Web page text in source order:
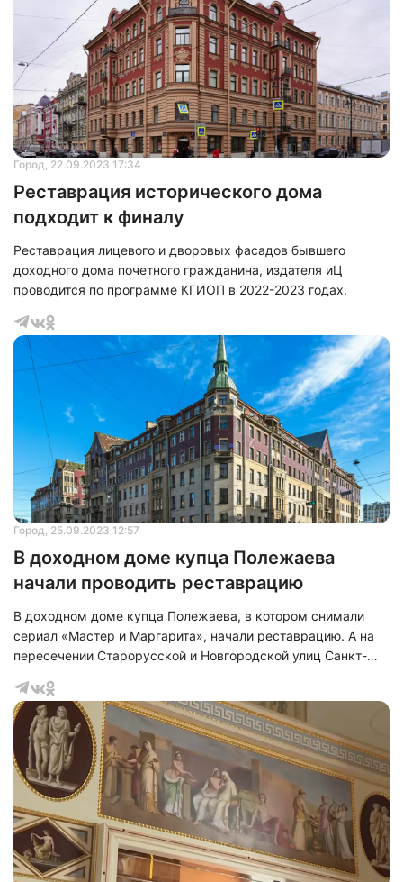
Город, 22.09.2023 17:34
Реставрация исторического дома
подходит к финалу
Реставрация лицевого и дворовых фасадов бывшего
доходного дома почетного гражданина, издателя иЦ
проводится по программе КГИОП в 2022-2023 годах.
Город, 25.09.2023 12:57
В доходном доме купца Полежаева
начали проводить реставрацию
В доходном доме купца Полежаева, в котором снимали
сериал «Мастер и Маргарита», начали реставрацию. А на
пересечении Старорусской и Новгородской улиц Санкт-
реставрацию проводят по программе «Наследие» комитета
по государственному контролю, использованию и охране
памятников истории и культуры за счет средств Санкт-
Петербурга. По плану завершение работ стоит на 2025 год.